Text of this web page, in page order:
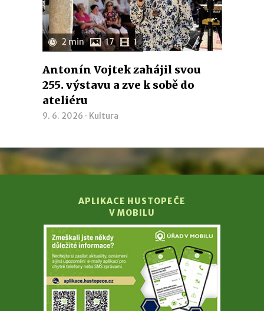
2 min 17 1
Antonín Vojtek zahájil svou
255. výstavu a zve k sobě do
ateliéru
9. 6. 2026 · Kultura
APLIKACE HUSTOPEČE
V MOBILU